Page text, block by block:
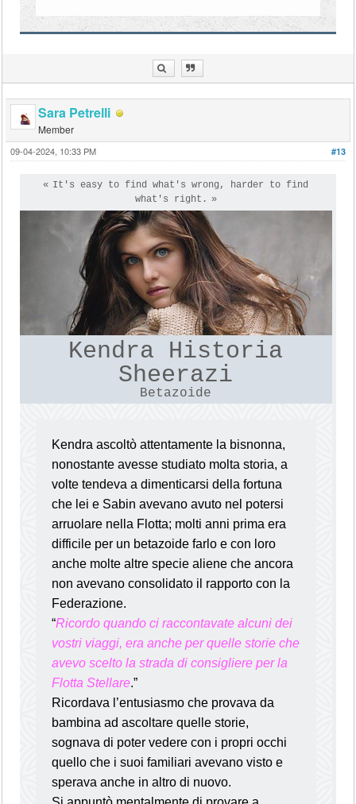
Sara Petrelli
Member
#13
09-04-2024, 10:33 PM
It's easy to find what's wrong, harder to find
what's right.
Kendra Historia
Sheerazi
Betazoide
Kendra ascoltò attentamente la bisnonna,
nonostante avesse studiato molta storia, a
volte tendeva a dimenticarsi della fortuna
che lei e Sabin avevano avuto nel potersi
arruolare nella Flotta; molti anni prima era
difficile per un betazoide farlo e con loro
anche molte altre specie aliene che ancora
non avevano consolidato il rapporto con la
Federazione.
“Ricordo quando ci raccontavate alcuni dei
vostri viaggi, era anche per quelle storie che
avevo scelto la strada di consigliere per la
Flotta Stellare.”
Ricordava l’entusiasmo che provava da
bambina ad ascoltare quelle storie,
sognava di poter vedere con i propri occhi
quello che i suoi familiari avevano visto e
sperava anche in altro di nuovo.